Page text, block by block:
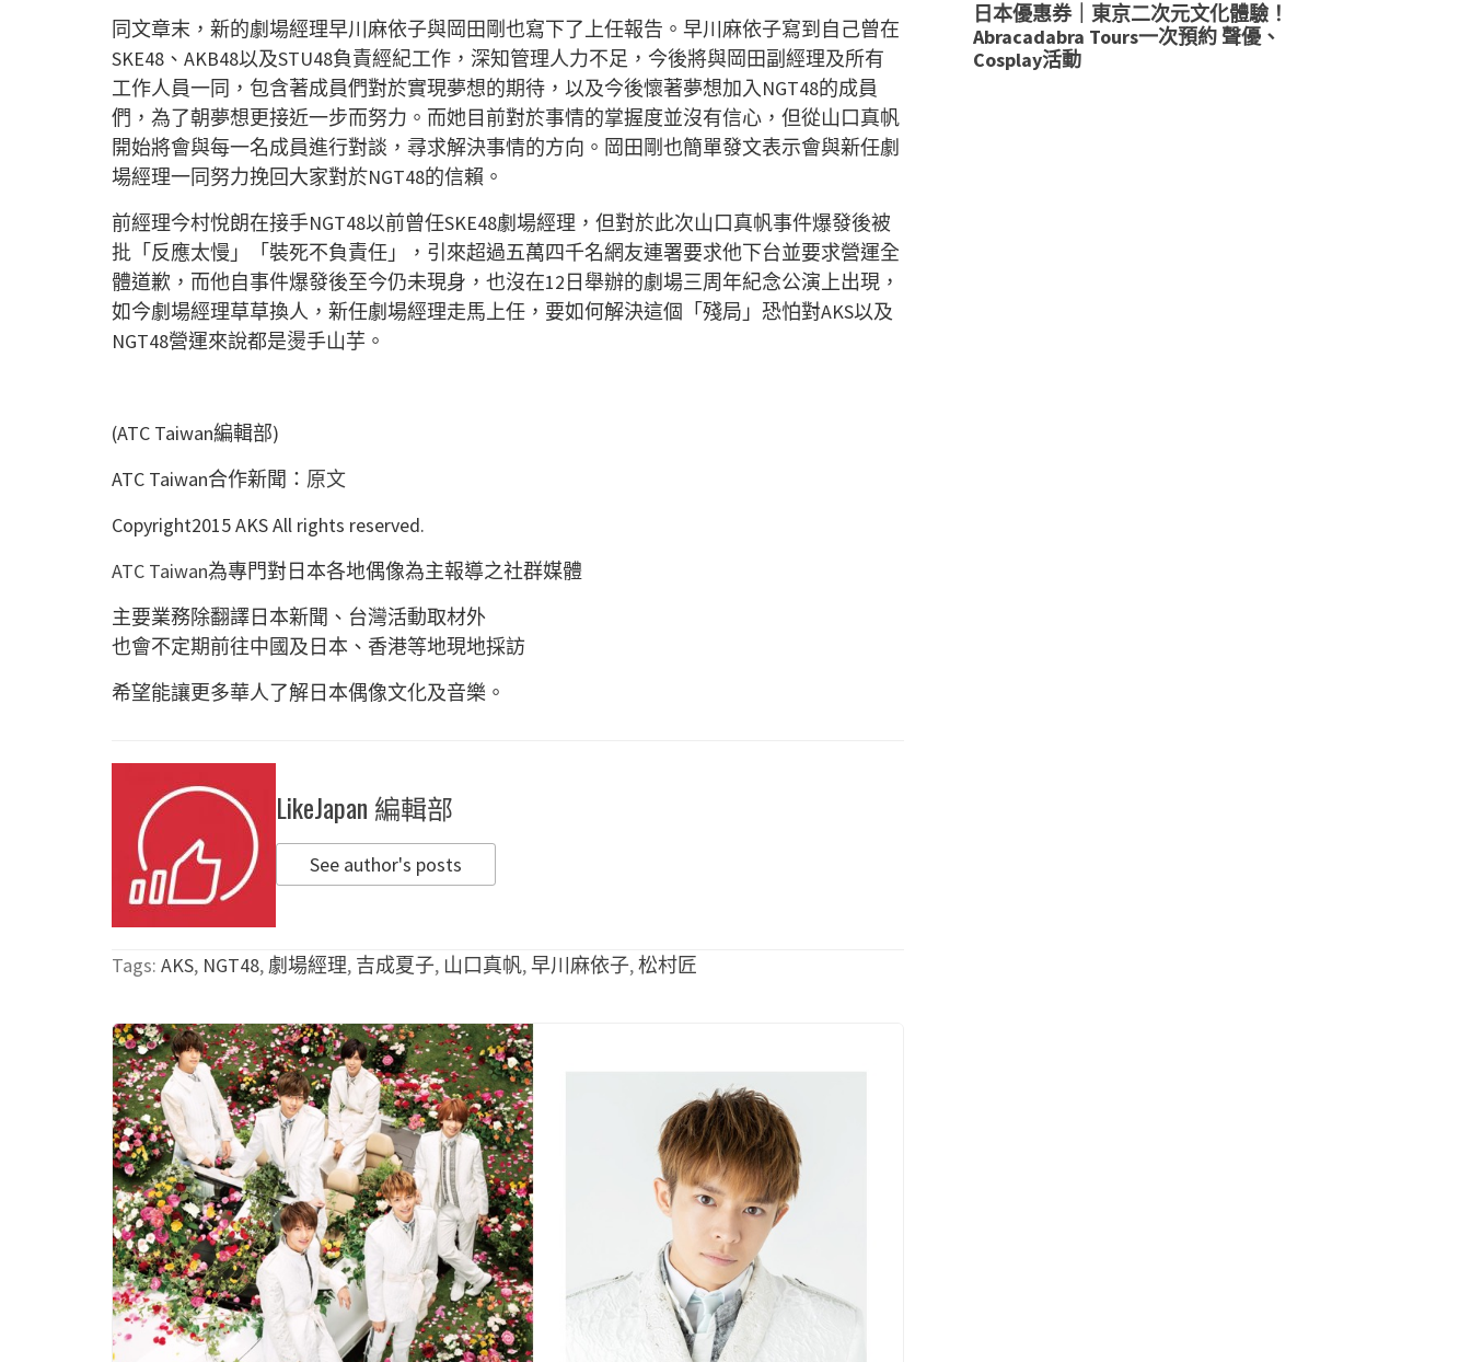
同文章末，新的劇場經理早川麻依子與岡田剛也寫下了上任報告。早川麻依子寫到自己曾在
SKE48 、 AKB48以及STU48負責經紀工作，深知管理人力不足，今後將與岡田副經理及所有
工作人員一同，包含著成員們對於實現夢想的期待，以及今後懷著夢想加入NGT48的成員
們，為了朝夢想更接近一步而努力。而她目前對於事情的掌握度並沒有信心，但從山口真帆
開始將會與每一名成員進行對談，尋求解決事情的方向。岡田剛也簡單發文表示會與新任劇
場經理一同努力挽回大家對於NGT48的信賴。
前經理今村悅朗在接手NGT48以前曾任SKE48劇場經理，但對於此次山口真帆事件爆發後被
批「反應太慢」「裝死不負責任」，引來超過五萬四千名網友連署要求他下台並要求營運全
體道歉，而他自事件爆發後至今仍未現身，也沒在12日舉辦的劇場三周年紀念公演上出現，
如今劇場經理草草換人，新任劇場經理走馬上任，要如何解決這個「殘局」恐怕對AKS以及
NGT48營運來說都是燙手山芋。
(ATC Taiwan編輯部)
ATC Taiwan合作新聞： 原文
Copyright2015 AKS All rights reserved.
ATC Taiwan為專門對日本各地偶像為主報導之社群媒體
主要業務除翻譯日本新聞、台灣活動取材外
也會不定期前往中國及日本、香港等地現地採訪
希望能讓更多華人了解日本偶像文化及音樂。
LikeJapan 編輯部
See author's posts
Tags: AKS, NGT48, 劇場經理, 吉成夏子, 山口真帆,早川麻依子,松村匠
日本優惠券｜東京二次元文化體驗！
Abracadabra Tours一次預約 聲優、
Cosplay活動